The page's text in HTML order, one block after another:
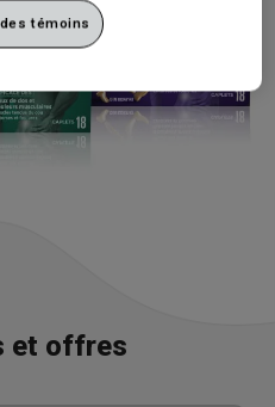
et offres
témoins